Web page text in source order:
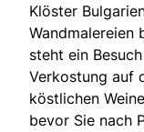
Klöster
Wandmalereien
steht ein
Verkostung auf
köstlichen
bevor Sie nach